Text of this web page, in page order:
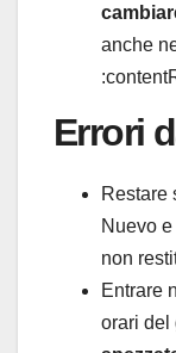
anche
Errori
Restare
Nuevo
non
Entrare
orari del